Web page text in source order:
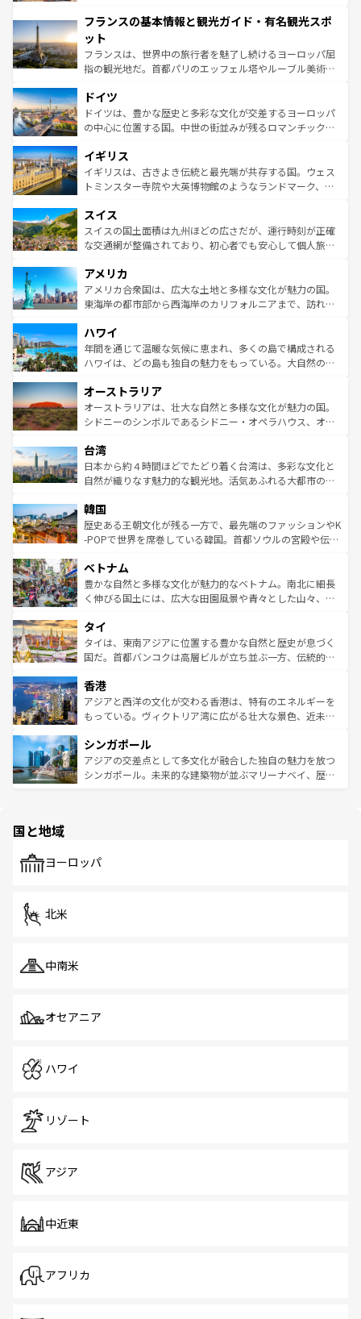
ませてくれるイタリアで、忘れられない旅をしてみよう！
なお、新着のイタリア情報は
しい。
文化が根付くこの国では、情熱的なフラメンコ、熱気あふ
れる闘牛、そして美味しいタパスが生活の一部となってい
る。首都マドリードの洗練された雰囲気や、バルセロナの
アートに溢れた街角から、地方では古代ローマ遺跡や中世
せる。地方によって風土や気候が異なるスペインはその個
性で訪れる人を魅了する。 なお、新着のスペイン情報は コ
ンテンツ一覧を参照してほしい。
フランスの基本情報と観光ガイド・有名観光スポ
ット
フランスは、世界中の旅行者を魅了し続けるヨーロッパ屈
指の観光地だ。首都パリのエッフェル塔やルーブル美術館
で、幅広い魅力が詰まっている。華麗な宮殿、歴史的な大
聖堂、美しいビーチ、そして豊かな自然が、訪れる者を心
から魅了する。また、フランスは美食の国としても知ら
いる。シャンパンの発祥地であるランス、プロヴァンスの
香り高いラベンダー畑など、多彩な楽しみ方が可能だ。さ
らに、パリ以外の地域にも魅力が溢れており、どの街角に
れる地方に足を運ぶとそれぞれで全く異なる文化を体験で
きるだろう。 なお、新着のフランス情報はコンテンツ一覧
を参照してほしい。
ドイツ
ドイツは、豊かな歴史と多彩な文化が交差するヨーロッパ
の中心に位置する国。中世の街並みが残るロマンチック街
顔を持つこの国は、どこを歩いても飽きることがない。ベ
ルリンの文化的活気、バイエルン州のアルプスの絶景、そ
してライン川沿いのワイン畑といった風景は必見。ビール
は、お酒好きな人にはぜひ体験してほしい。 なお、新着の
ドイツ情報はコンテンツ一覧を参照してほしい。
イギリス
イギリスは、古きよき伝統と最先端が共存する国。ウェス
トミンスター寺院や大英博物館のようなランドマーク、歴
リアごとに異なる魅力がある。また、優雅なアフタヌーン
ティー、ビール好きにはたまらない英国パブ、サッカー観
戦など、本場だからこそできる体験も豊富。イギリスを旅
ンツ一覧を参照してほしい。
スイス
スイスの国土面積は九州ほどの広さだが、運行時刻が正確
な交通網が整備されており、初心者でも安心して個人旅行
の建物がそのまま残る町や、スイスならではのユニークな
博物館もあり、アルプス観光だけでなく町歩きも満喫する
ことができる。国民の所得が高いため物価も高いが、旅行
ば市内交通費無料で観光を楽しむこともできる。 なお、新
着のスイス情報はコンテンツ一覧 を参照してほしい。
アメリカ
アメリカ合衆国は、広大な土地と多様な文化が魅力の国。
東海岸の都市部から西海岸のカリフォルニアまで、訪れる
のような巨大都市は、観光、ショッピング、エンターテイ
ンメントが詰まった刺激的なスポットだ。一方、アメリカ
西部には大自然が広がり、グランドキャニオンやイエロー
部のニューオーリンズでは、音楽と美食が融合した独特の
文化が魅力。旅行者はアメリカの各地域で異なる魅力を楽
しみながら、その多様性と豊かな歴史を感じることができ
ならではの贅沢な旅のスタイルだ。 なお、新着のアメリカ
情報はコンテンツ一覧を参照してほしい。
ハワイ
年間を通じて温暖な気候に恵まれ、多くの島で構成される
ハワイは、どの島も独自の魅力をもっている。大自然の神
ワイ島は見逃せない。また、定番の観光地といえばオアフ
島だが、静かな自然を求めるならマウイ島やカウアイ島が
おすすめ。エメラルドグリーンに輝く海をはじめ、豊かな
れるおもてなしの心で訪れる人々を迎えてくれるハワイの
人々、おいしいローカルフードやハワイアンミュージッ
ク、伝統的なフラダンスなど、すべてがハワイの魅力を彩
ワイを、存分に味わってほしい。 なお、新着のハワイ情報
はコンテンツ一覧を参照してほしい。
オーストラリア
オーストラリアは、壮大な自然と多様な文化が魅力の国。
シドニーのシンボルであるシドニー・オペラハウス、オー
リアリーフや大陸中央部にそびえるウルル（エアーズロッ
ク）、タスマニアの美しい原生林やケアンズの熱帯雨林な
ど、見どころがたくさん。また、カフェやワイン、オージ
いる。アクティビティも充実しており、サーフィンやダイ
ビング、ハイキングなど、アウトドア好きにはたまらな
い。オーストラリアの多彩な魅力を存分に味わいつくそ
参照してほしい。
台湾
日本から約４時間ほどでたどり着く台湾は、多彩な文化と
自然が織りなす魅力的な観光地。活気あふれる大都市の台
ン）、静ひつな山岳地帯である台湾東部など、都市の喧騒
と山間の静けさが共存しており、訪れる人に新しい発見と
驚きをもたらしてくれる。また、奥深い台湾の食文化も魅
容にもいいと評判のスイーツなど、バラエティ豊かな料理
が味わえる。 なお、新着の台湾情報は コンテンツ一覧を参
照してほしい。
韓国
歴史ある王朝文化が残る一方で、最先端のファッションやK
-POPで世界を席巻している韓国。首都ソウルの宮殿や伝統
き、地方に足を延ばせば四季折々の自然美を楽しむことが
できる。そして、キムチや焼肉、絶品のストリートフード
まで、さまざまな韓国料理が待っている。夜には、韓国な
リティに包まれながら、韓国の多彩な魅力を心ゆくまで味
わってみてほしい。 なお、新着の韓国情報はコンテンツ一
覧を参照してほしい。
ベトナム
豊かな自然と多様な文化が魅力的なベトナム。南北に細長
く伸びる国土には、広大な田園風景や青々とした山々、世
急速な発展と共に伝統が息づく。ハノイの古い町並みやホ
ーチミン市のフランス統治時代の建物も、独特の雰囲気を
醸し出している。また、バラエティの豊かさとおいしさで
とつ。フォーやバインミー、ベトナムコーヒーなどは、ぜ
ひ現地で味わいたい。どの地域を訪れてもあたたかい人々
が旅行者を迎えてくれるので、きっと忘れられない旅にな
参照してほしい。
タイ
タイは、東南アジアに位置する豊かな自然と歴史が息づく
国だ。首都バンコクは高層ビルが立ち並ぶ一方、伝統的な
の活気が交差している。北部ではチェンマイなどの山岳地
帯で自然と触れ合い、南部ではプーケットやクラビの美し
いビーチでリゾート気分を楽しむことができる。タイ料理
激する。気候は一年中温暖で、どの季節にも異なる楽しみ
が待っている。親しみやすいタイの人々、仏教を中心とし
た文化、そして多様な観光資源が、訪れる旅人を魅了し続
香港
アジアと西洋の文化が交わる香港は、特有のエネルギーを
もっている。ヴィクトリア湾に広がる壮大な景色、近未来
み、どこを訪れても感動するはず。観光スポットが密集し
ており、効率よく見どころを回れるのも魅力。息をのむよ
うな絶景から文化的な体験まで、香港を存分に楽しみ尽く
シンガポール
アジアの交差点として多文化が融合した独自の魅力を放つ
シンガポール。未来的な建築物が並ぶマリーナベイ、歴史
で、ホーカーズは地元の風情を楽しめる外せないスポット
国と地域
ヨーロッパ
北米
中南米
オセアニア
ハワイ
リゾート
アジア
中近東
アフリカ